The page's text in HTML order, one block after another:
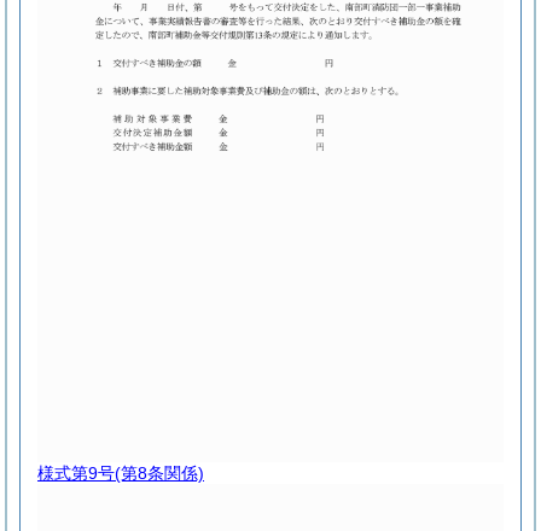
様式第9号(第8条関係)